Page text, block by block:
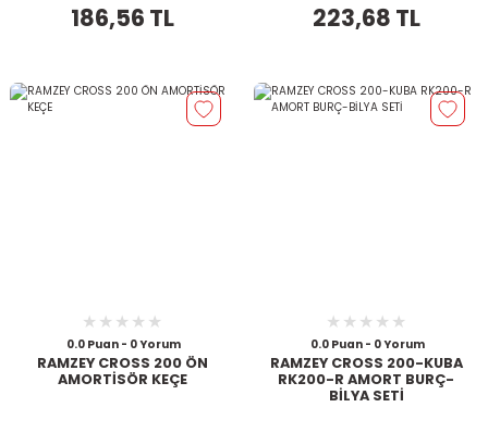
186,56 TL 223,68 TL
0.0 Puan - 0 Yorum
RAMZEY CROSS 200 ÖN
AMORTİSÖR KEÇE
0.0 Puan - 0 Yorum
RAMZEY CROSS 200-KUBA
RK200-R AMORT BURÇ-
BİLYA SETİ